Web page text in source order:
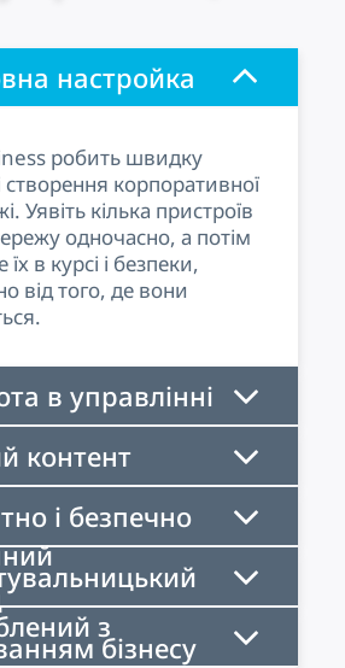
настройка
робить швидку
створення корпоративної
Уявіть кілька пристроїв
одночасно, а потім
в курсі і безпеки,
від того, де вони
в управлінні
контент
і безпечно
з
бізнесу